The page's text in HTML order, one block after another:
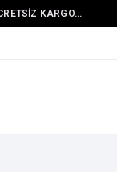
KARGO...